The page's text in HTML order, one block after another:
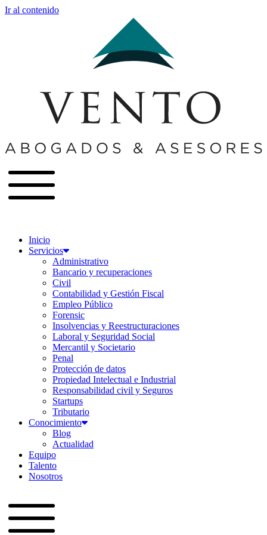
Ir al contenido
Inicio
Servicios
Administrativo
Bancario y recuperaciones
Civil
Contabilidad y Gestión Fiscal
Empleo Público
Forensic
Insolvencias y Reestructuraciones
Laboral y Seguridad Social
Mercantil y Societario
Penal
Protección de datos
Propiedad Intelectual e Industrial
Responsabilidad civil y Seguros
Startups
Tributario
Conocimiento
Blog
Actualidad
Equipo
Talento
Nosotros